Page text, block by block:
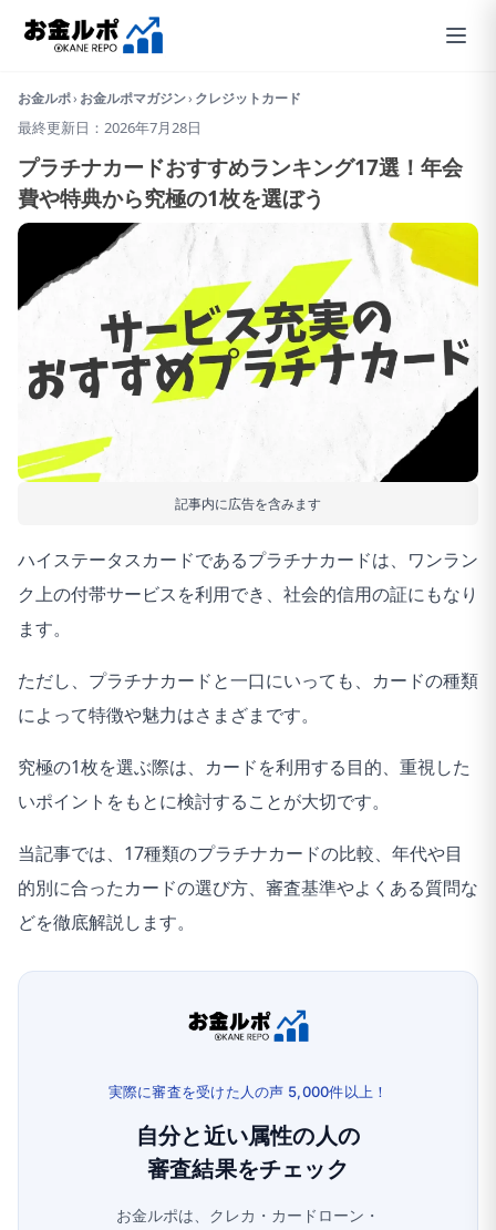
お金ルポ› お金ルポマガジン› クレジットカード
最終更新日：2026年7月28日
プラチナカードおすすめランキング17選！年会
費や特典から究極の1枚を選ぼう
記事内に広告を含みます
ハイステータスカードであるプラチナカードは、ワンラン
ク上の付帯サービスを利用でき、社会的信用の証にもなり
ます。
ただし、プラチナカードと一口にいっても、カードの種類
によって特徴や魅力はさまざまです。
究極の1枚を選ぶ際は、カードを利用する目的、重視した
いポイントをもとに検討することが大切です。
当記事では、17種類のプラチナカードの比較、年代や目
的別に合ったカードの選び方、審査基準やよくある質問な
どを徹底解説します。
実際に審査を受けた人の声 5,000件以上！
自分と近い属性の人の
審査結果をチェック
お金ルポは、クレカ・カードローン・